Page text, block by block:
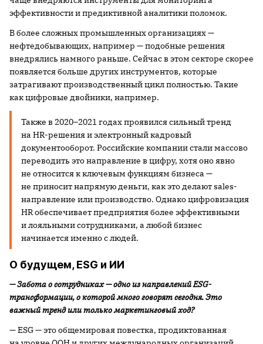
эффективности и предиктивной аналитики поломок.
В более сложных промышленных организациях —
нефтедобывающих, например — подобные решения
внедрялись намного раньше. Сейчас в этом секторе скорее
появляется больше других инструментов, которые
затрагивают производственный цикл полностью. Такие
как цифровые двойники, например.
Также в 2020–2021 годах проявился сильный тренд
на HR-решения и электронный кадровый
документооборот. Российские компании стали массово
переводить это направление в цифру, хотя оно явно
не относится к ключевым функциям бизнеса —
не приносит напрямую деньги, как это делают sales-
направление или производство. Однако цифровизация
HR обеспечивает предприятия более эффективными
и лояльными сотрудниками, а любой бизнес
начинается именно с людей.
О будущем, ESG и ИИ
— Забота о сотрудниках — одно из направленийESG-
трансформации, о которой много говорят сегодня. Это
важный тренд или только маркетинговый ход?
— ESG — это общемировая повестка, продиктованная